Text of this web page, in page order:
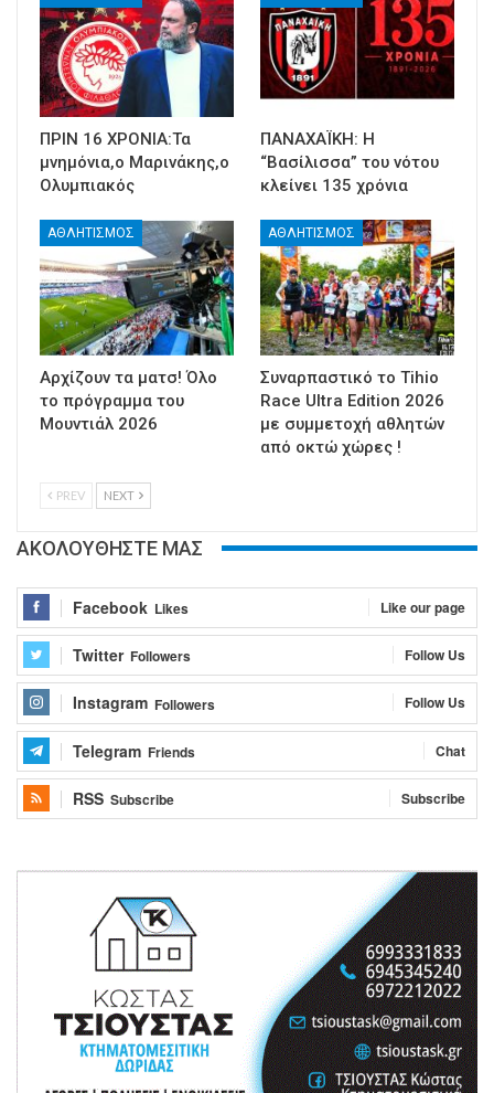
ΠΡΙΝ 16 ΧΡΟΝΙΑ:Τα
μνημόνια,ο Μαρινάκης,ο
Ολυμπιακός
ΠΑΝΑΧΑΪΚΗ: Η
“Βασίλισσα” του νότου
κλείνει 135 χρόνια
ΑΘΛΗΤΙΣΜΟΣ
Αρχίζουν τα ματσ! Όλο
το πρόγραμμα του
Μουντιάλ 2026
ΑΘΛΗΤΙΣΜΟΣ
Συναρπαστικό το Tihio
Race Ultra Edition 2026
με συμμετοχή αθλητών
από οκτώ χώρες !
PREV NEXT
ΑΚΟΛΟΥΘΗΣΤΕ ΜΑΣ
Facebook Likes Like our page
Twitter Followers Follow Us
Instagram Followers Follow Us
Telegram Friends Chat
RSS Subscribe Subscribe